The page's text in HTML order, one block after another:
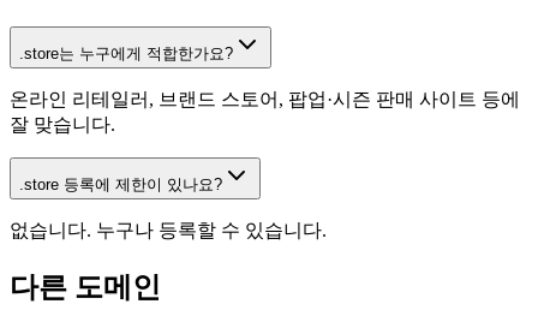
.store는 누구에게 적합한가요?
온라인 리테일러, 브랜드 스토어, 팝업·시즌 판매 사이트 등에
잘 맞습니다.
.store 등록에 제한이 있나요?
없습니다. 누구나 등록할 수 있습니다.
다른 도메인